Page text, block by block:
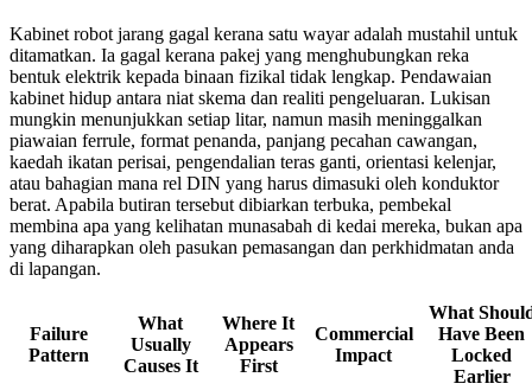
Kabinet robot jarang gagal kerana satu wayar adalah mustahil untuk
ditamatkan. Ia gagal kerana pakej yang menghubungkan reka
bentuk elektrik kepada binaan fizikal tidak lengkap. Pendawaian
kabinet hidup antara niat skema dan realiti pengeluaran. Lukisan
mungkin menunjukkan setiap litar, namun masih meninggalkan
piawaian ferrule, format penanda, panjang pecahan cawangan,
kaedah ikatan perisai, pengendalian teras ganti, orientasi kelenjar,
atau bahagian mana rel DIN yang harus dimasuki oleh konduktor
berat. Apabila butiran tersebut dibiarkan terbuka, pembekal
membina apa yang kelihatan munasabah di kedai mereka, bukan apa
yang diharapkan oleh pasukan pemasangan dan perkhidmatan anda
di lapangan.
Failure
Pattern
What
Usually
Causes It
Where It
Appears
First
Commercial
Impact
What
Have Been
Locked
Earlier